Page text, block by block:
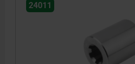
24011